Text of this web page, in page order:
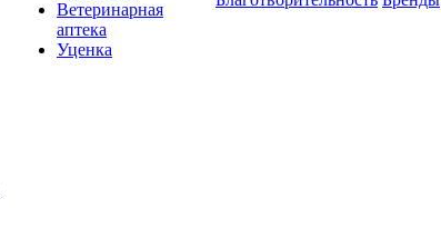
Ветеринарная
аптека
Уценка